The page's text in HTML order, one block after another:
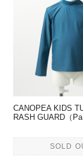
CANOPEA KIDS
RASH GUARD（
SOLD